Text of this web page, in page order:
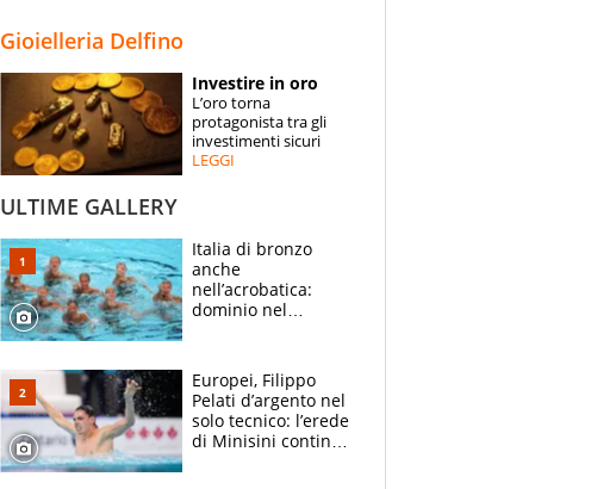
ESPERTI
CONTATTI
Gioielleria Delfino
Investire in oro
L’oro torna
protagonista tra gli
investimenti sicuri
LEGGI
ULTIME GALLERY
Italia di bronzo
anche
nell’acrobatica:
dominio nel
e compagni
continuare
Europei, Filippo
Pelati d’argento nel
solo tecnico: l’erede
di Minisini continua